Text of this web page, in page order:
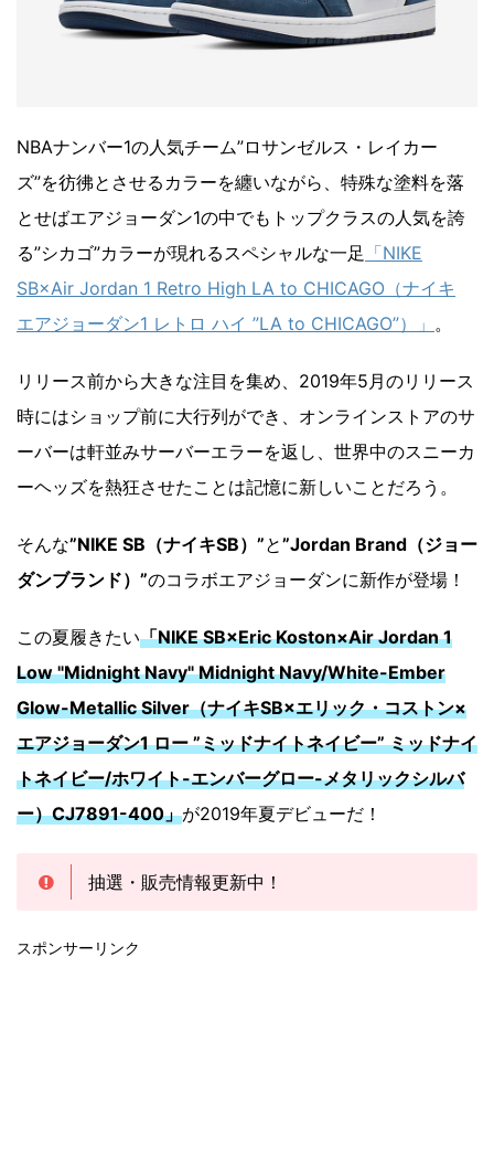
NBAナンバー1の人気チーム”ロサンゼルス・レイカー
ズ”を彷彿とさせるカラーを纏いながら、特殊な塗料を落
とせばエアジョーダン1の中でもトップクラスの人気を誇
る”シカゴ”カラーが現れるスペシャルな一足 「NIKE
SB×Air Jordan 1 Retro High LA to CHICAGO（ナイキ
エアジョーダン1 レトロ ハイ ”LA to CHICAGO”）」 。
リリース前から大きな注目を集め、2019年5月のリリース
時にはショップ前に大行列ができ、オンラインストアのサ
ーバーは軒並みサーバーエラーを返し、世界中のスニーカ
ーヘッズを熱狂させたことは記憶に新しいことだろう。
そんな”NIKE SB（ナイキSB）”と”Jordan Brand（ジョー
ダンブランド）”のコラボエアジョーダンに新作が登場！
この夏履きたい「NIKE SB×Eric Koston×Air Jordan 1
Low "Midnight Navy" Midnight Navy/White-Ember
Glow-Metallic Silver（ナイキSB×エリック・コストン×
エアジョーダン1 ロー ”ミッドナイトネイビー” ミッドナイ
トネイビー/ホワイト-エンバーグロー-メタリックシルバ
ー）CJ7891-400」が2019年夏デビューだ！
抽選・販売情報更新中！
スポンサーリンク